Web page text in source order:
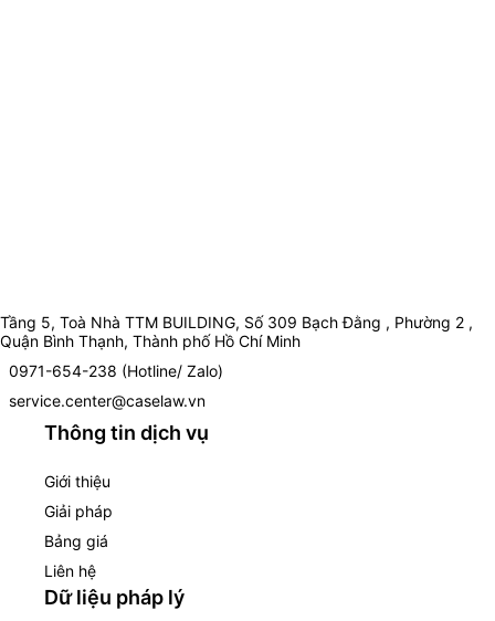
Tầng 5, Toà Nhà TTM BUILDING, Số 309 Bạch Đằng , Phường 2 ,
Quận Bình Thạnh, Thành phố Hồ Chí Minh
0971-654-238 (Hotline/ Zalo)
service.center@caselaw.vn
Thông tin dịch vụ
Giới thiệu
Giải pháp
Bảng giá
Liên hệ
Dữ liệu pháp lý